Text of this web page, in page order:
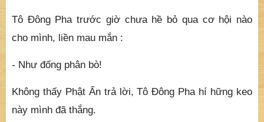
Tô Đông Pha trước giờ chưa hề bỏ qua cơ hội nào
cho mình, liền mau mắn :
- Như đống phân bò!
Không thấy Phật Ấn trả lời, Tô Đông Pha hí hững keo
này mình đã thắng.